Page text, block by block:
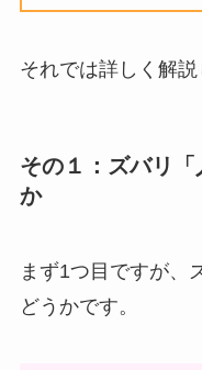
それでは詳しく解説
その１：ズバリ
か
まず1つ目ですが、
どうかです。